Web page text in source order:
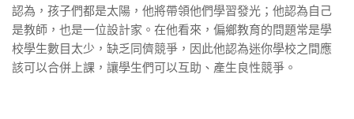
認為，孩子們都是太陽，他將帶領他們學習發光；他認為自己
是教師，也是一位設計家。在他看來，偏鄉教育的問題常是學
校學生數目太少，缺乏同儕競爭，因此他認為迷你學校之間應
該可以合併上課，讓學生們可以互助、產生良性競爭。